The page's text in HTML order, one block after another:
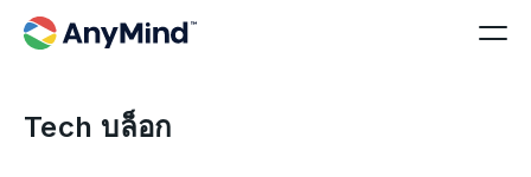
Tech บล็อก